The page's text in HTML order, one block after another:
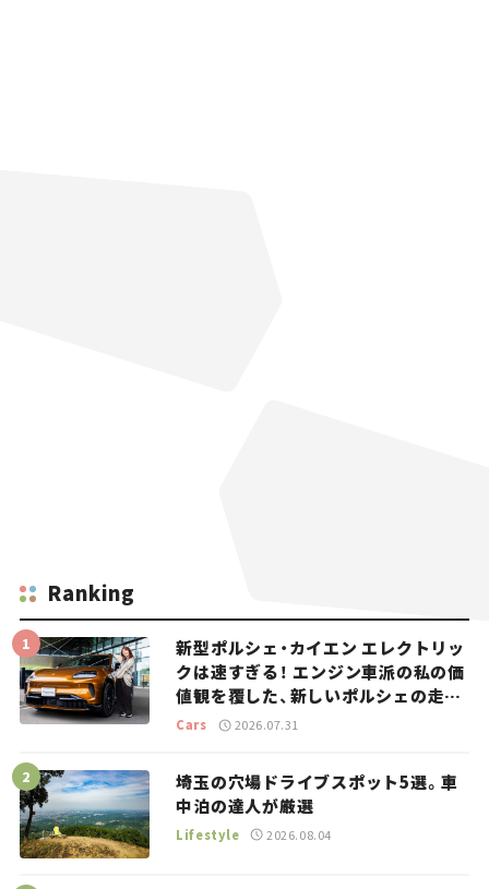
Ranking
新型ポルシェ・カイエン エレクトリッ
クは速すぎる！ エンジン車派の私の価
値観を覆した、新しいポルシェの走
り。
Cars 2026.07.31
埼玉の穴場ドライブスポット5選。車
中泊の達人が厳選
Lifestyle 2026.08.04